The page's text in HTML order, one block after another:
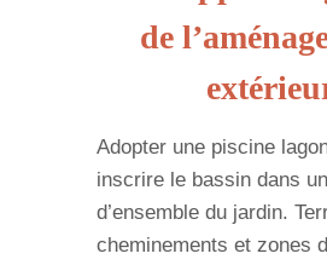
de
Adopter une piscine
inscrire le bassin dans
d’ensemble du jardin.
cheminements et zones